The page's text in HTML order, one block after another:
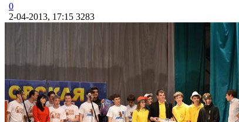
0
2-04-2013, 17:15 3283